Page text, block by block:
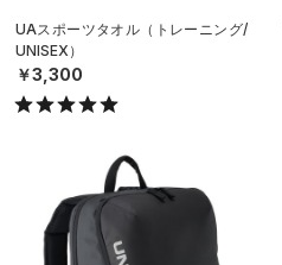
UAスポーツタオル（トレーニング/
UNISEX）
￥3,300